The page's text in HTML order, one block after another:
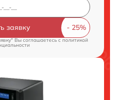
заявку
Вы соглашаетесь cполитикой